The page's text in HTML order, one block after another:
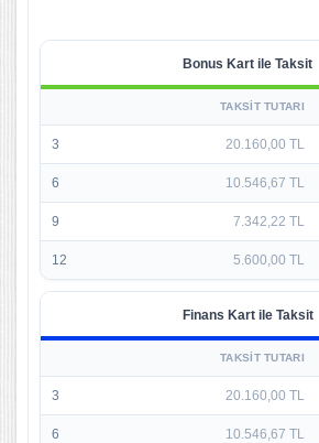
Bonus Kart ile Taksit
TAKSIT TUTARI
3 20.160,00 TL
6 10.546,67 TL
9 7.342,22 TL
12 5.600,00 TL
Finans Kart ile Taksit
TAKSIT TUTARI
3 20.160,00 TL
6 10.546,67 TL